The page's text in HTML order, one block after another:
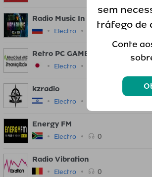
Radio Music In Paradise
Electro 0
Retro PC GAME Music Radio
Electro
kzradio
Electro
Energy FM
Electro 0
Radio Vibration
Electro 0
sem
tráfego de
Conte